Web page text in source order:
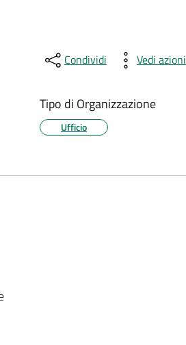
Condividi Vedi azioni
Tipo di Organizzazione
Ufficio